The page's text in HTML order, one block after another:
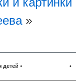
»
детей • •